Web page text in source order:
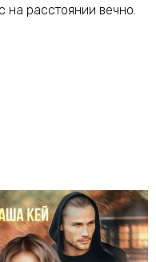
на расстоянии вечно.